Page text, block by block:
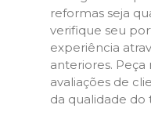
reformas seja
verifique seu
experiência
anteriores.
avaliações de
da qualidade do